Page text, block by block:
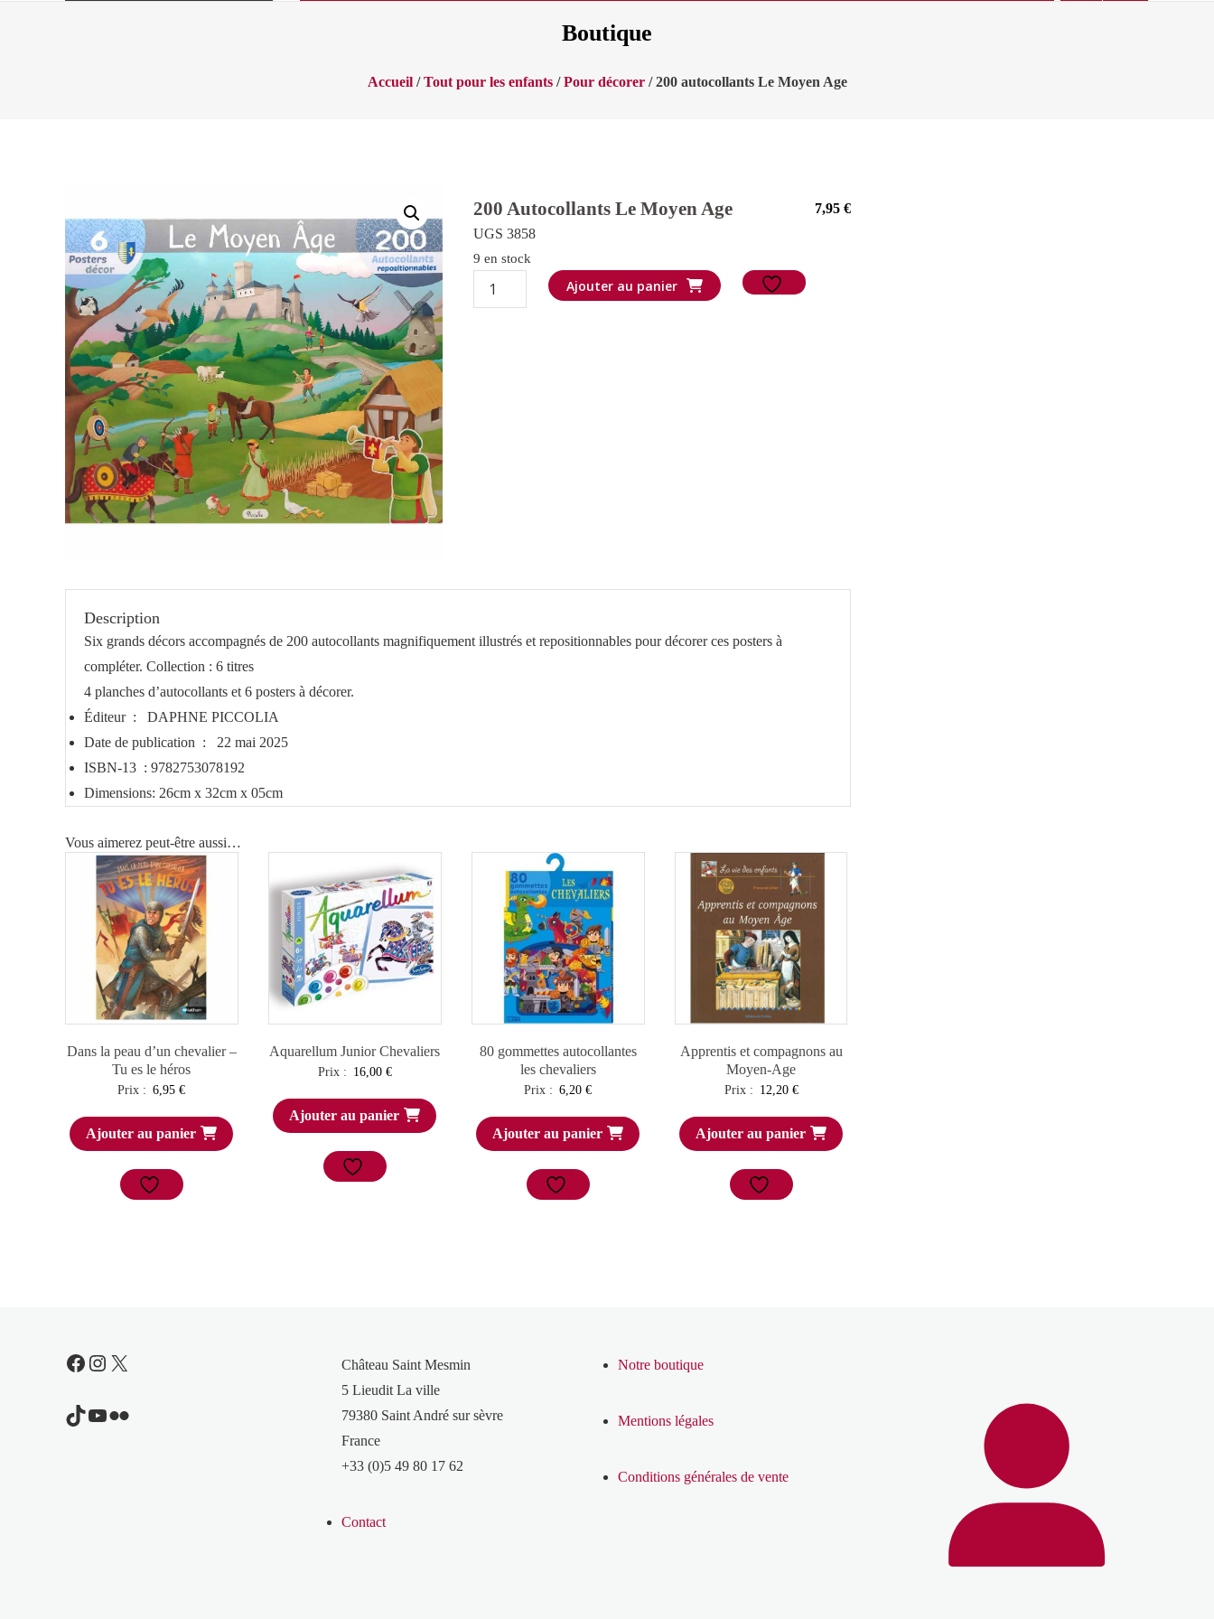
Boutique
Accueil/Tout pour les enfants/Pour décorer/ 200 autocollants Le Moyen Age
200 Autocollants Le Moyen Age 7,95 €
UGS 3858
9 en stock
quantité
de
Ajouter au panier
Description
Six grands décors accompagnés de 200 autocollants magnifiquement illustrés et repositionnables pour décorer ces posters à
compléter. Collection : 6 titres
4 planches d’autocollants et 6 posters à décorer.
Éditeur ‏ : ‎
DAPHNE PICCOLIA
Date de publication ‏ : ‎
22 mai 2025
ISBN-13 ‏ : ‎ 9782753078192
Dimensions: 26cm x 32cm x 05cm
Vous aimerez peut-être aussi…
Dans la peau d’un chevalier –
Tu es le héros
Prix : 6,95€
Ajouter au panier
Aquarellum Junior Chevaliers
Prix : 16,00 €
Ajouter au panier
80 gommettes autocollantes
les chevaliers
Prix : 6,20€
Ajouter au panier
Apprentis et compagnons au
Moyen-Age
Prix : 12,20 €
Ajouter au panier
Facebook
Instagram
X
TikTok
YouTube
Flickr
Château Saint Mesmin
5 Lieudit La ville
79380 Saint André sur sèvre
France
+33 (0)5 49 80 17 62
Contact
Notre boutique
Mentions légales
Conditions générales de vente